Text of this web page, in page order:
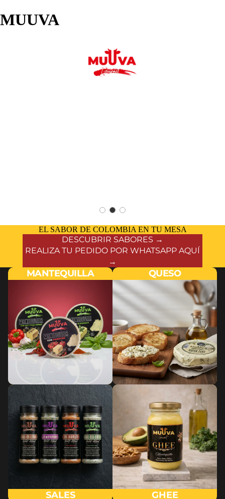
MUUVA
EL SABOR DE COLOMBIA EN TU MESA
DESCUBRIR SABORES →
REALIZA TU PEDIDO POR WHATSAPP AQUÍ
→
MANTEQUILLA QUESO
SALES GHEE